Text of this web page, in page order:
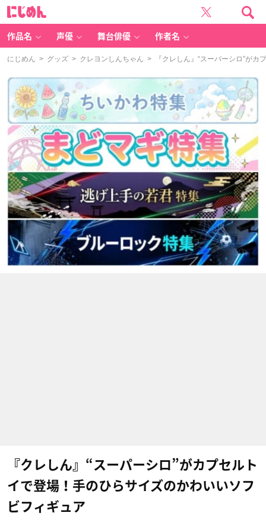
作品名 声優 舞台俳優 作者名
にじめん > グッズ > クレヨンしんちゃん > 『クレしん』“スーパーシロ”がカ
『クレしん』“スーパーシロ”がカプセルト
イで登場！手のひらサイズのかわいいソフ
ビフィギュア